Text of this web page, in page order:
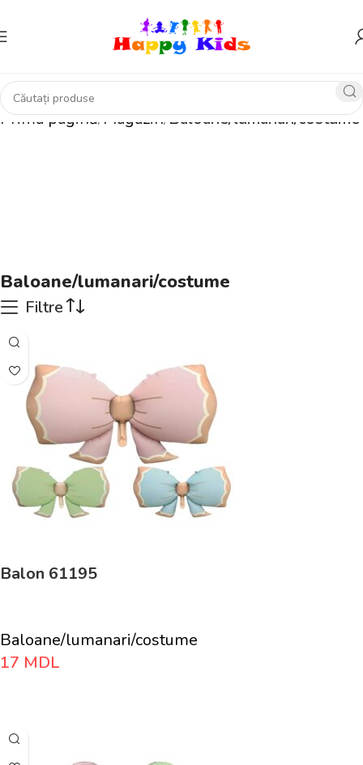
Prima pagină Magazin Baloane/lumanari/costume
Baloane/lumanari/costume
Filtre
Balon 61195
Baloane/lumanari/costume
17 MDL